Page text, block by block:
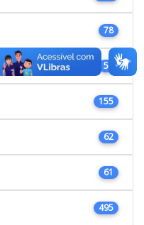
78
53
155
62
61
495